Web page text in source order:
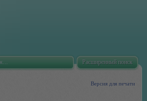
Расширенный поиск
Версия для печати